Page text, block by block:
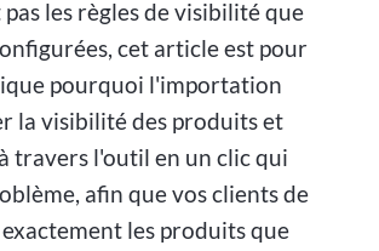
les règles de visibilité que
cet article est pour
pourquoi l'importation
la visibilité des produits et
travers l'outil en un clic qui
afin que vos clients de
les produits que